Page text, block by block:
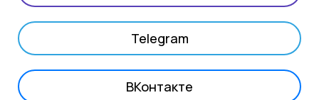
Telegram
ВКонтакте